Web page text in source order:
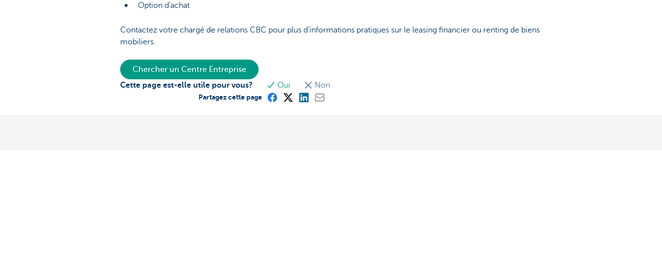
Option d’achat
Contactez votre chargé de relations CBC pour plus d’informations pratiques sur le leasing financier ou renting de biens
mobiliers.
Chercher un Centre Entreprise
Cette page est-elle utile pour vous?
Oui Non
Partagez cette page